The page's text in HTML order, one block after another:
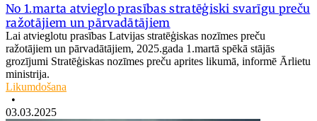
No 1.marta atvieglo prasības stratēģiski svarīgu preču
ražotājiem un pārvadātājiem
Lai atvieglotu prasības Latvijas stratēģiskas nozīmes preču
ražotājiem un pārvadātājiem, 2025.gada 1.martā spēkā stājās
grozījumi Stratēģiskas nozīmes preču aprites likumā, informē Ārlietu
ministrija.
Likumdošana
•
03.03.2025